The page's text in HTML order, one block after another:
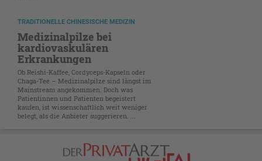
TRADITIONELLE CHINESISCHE MEDIZIN
Medizinalpilze bei
kardiovaskulären
Erkrankungen
Ob Reishi-Kaffee, Cordyceps-Kapseln oder
Chaga-Tee – Medizinalpilze sind längst im
Mainstream angekommen. Doch was
Patientinnen und Patienten begeistert
kaufen, ist wissenschaftlich weit weniger
belegt, als die Anbieter suggerieren. ...